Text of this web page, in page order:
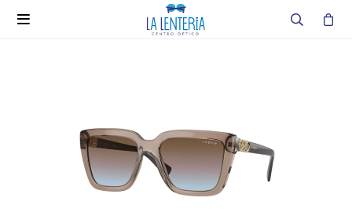
